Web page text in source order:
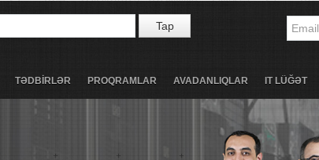
Tap
TƏDBİRLƏR PROQRAMLAR AVADANLIQLAR IT LÜĞƏT